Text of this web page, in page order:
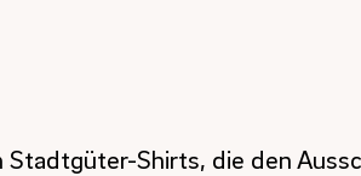
Shirts, die den